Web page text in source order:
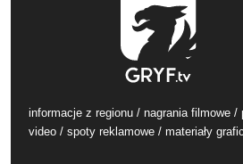
informacje z regionu / nagrania filmowe /
video / spoty reklamowe / materiały